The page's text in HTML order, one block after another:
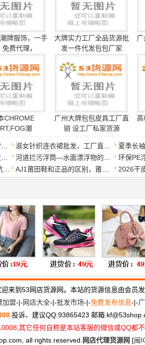
牌服饰，一手
费代理，
大牌实力工厂全品货源批
发一件代发包包厂家
CHROME
潮
广州大牌包包皮具工厂直
销 设工厂私家货源
高
来到53网店货源网。本站的货源信息由会员发
加盟-|-网店大全-|-批发市场-|-免费发布信息-|-
投诉、建议QQ:93865423 邮箱:kf@
其它任何自称是本站客服的微信或QQ都
all rights reserved. 网店代理货源网 [闽